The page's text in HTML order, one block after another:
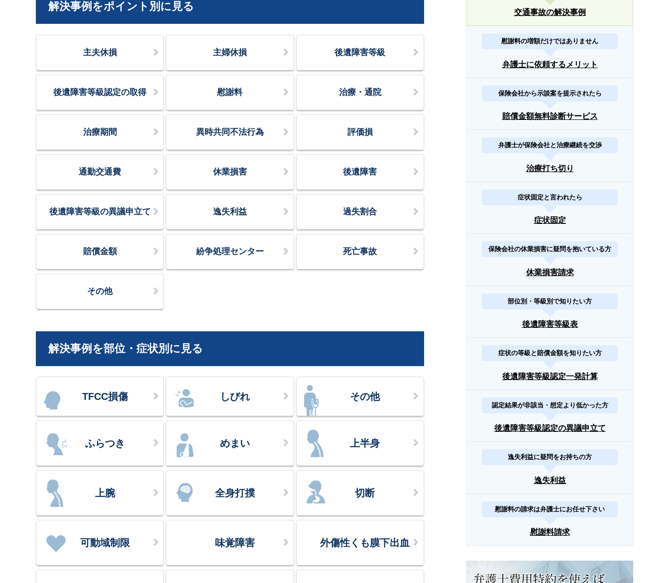
解決事例をポイント別に見る
主夫休損 主婦休損 後遺障害等級
後遺障害等級認定の取得 慰謝料 治療・通院
治療期間 異時共同不法行為 評価損
通勤交通費 休業損害 後遺障害
後遺障害等級の異議申立て 逸失利益 過失割合
賠償金額 紛争処理センター 死亡事故
その他
解決事例を部位・症状別に見る
TFCC損傷 しびれ その他
ふらつき めまい 上半身
上腕 全身打撲 切断
可動域制限 味覚障害 外傷性くも膜下出血
交通事故の解決事例
慰謝料の増額だけではありません
弁護士に依頼するメリット
保険会社から示談案を提示されたら
賠償金額無料診断サービス
弁護士が保険会社と治療継続を交渉
治療打ち切り
症状固定と言われたら
症状固定
保険会社の休業損害に疑問を抱いている方
休業損害請求
部位別・等級別で知りたい方
後遺障害等級表
症状の等級と賠償金額を知りたい方
後遺障害等級認定一発計算
認定結果が非該当・想定より低かった方
後遺障害等級認定の異議申立て
逸失利益に疑問をお持ちの方
逸失利益
慰謝料の請求は弁護士にお任せ下さい
慰謝料請求